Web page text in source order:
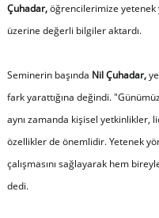
Çuhadar,öğrencilerimize yetenek
üzerine değerli bilgiler aktardı.
Seminerin başında Nil Çuhadar,
fark yarattığına değindi. "
aynı zamanda kişisel yetkinlikler,
özellikler de önemlidir. Yetenek
çalışmasını sağlayarak hem
dedi.